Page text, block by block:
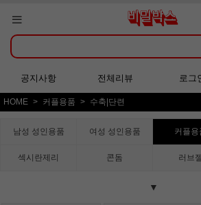
회원가입 시 다양한 혜
쇼핑몰 GRAND
공지사항 전체리뷰 로그
HOME
커플용품 수축|단련
남성 성인용품 여성 성인용품 커플용
섹시란제리 콘돔 러브젤
▼